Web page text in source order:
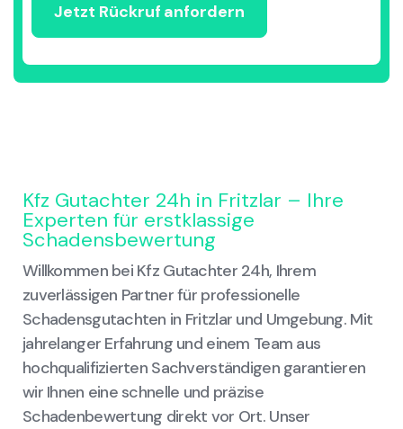
Kfz Gutachter 24h in Fritzlar – Ihre
Experten für erstklassige
Schadensbewertung
Willkommen bei Kfz Gutachter 24h, Ihrem
zuverlässigen Partner für professionelle
Schadensgutachten in Fritzlar und Umgebung. Mit
jahrelanger Erfahrung und einem Team aus
hochqualifizierten Sachverständigen garantieren
wir Ihnen eine schnelle und präzise
Schadenbewertung direkt vor Ort. Unser